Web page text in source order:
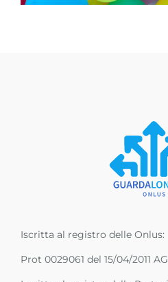
Iscritta al registro delle Onlus:
Prot 0029061 del 15/04/2011